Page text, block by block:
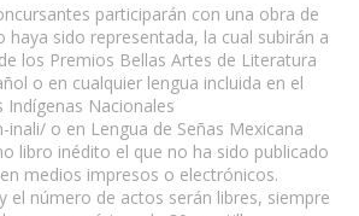
participarán con una obra de
sido representada, la cual subirán a
los Premios Bellas Artes de Literatura
o en cualquier lengua incluida en el
Indígenas Nacionales
inali/ o en Lengua de Señas Mexicana
libro inédito el que no ha sido publicado
medios impresos o electrónicos.
el número de actos serán libres, siempre